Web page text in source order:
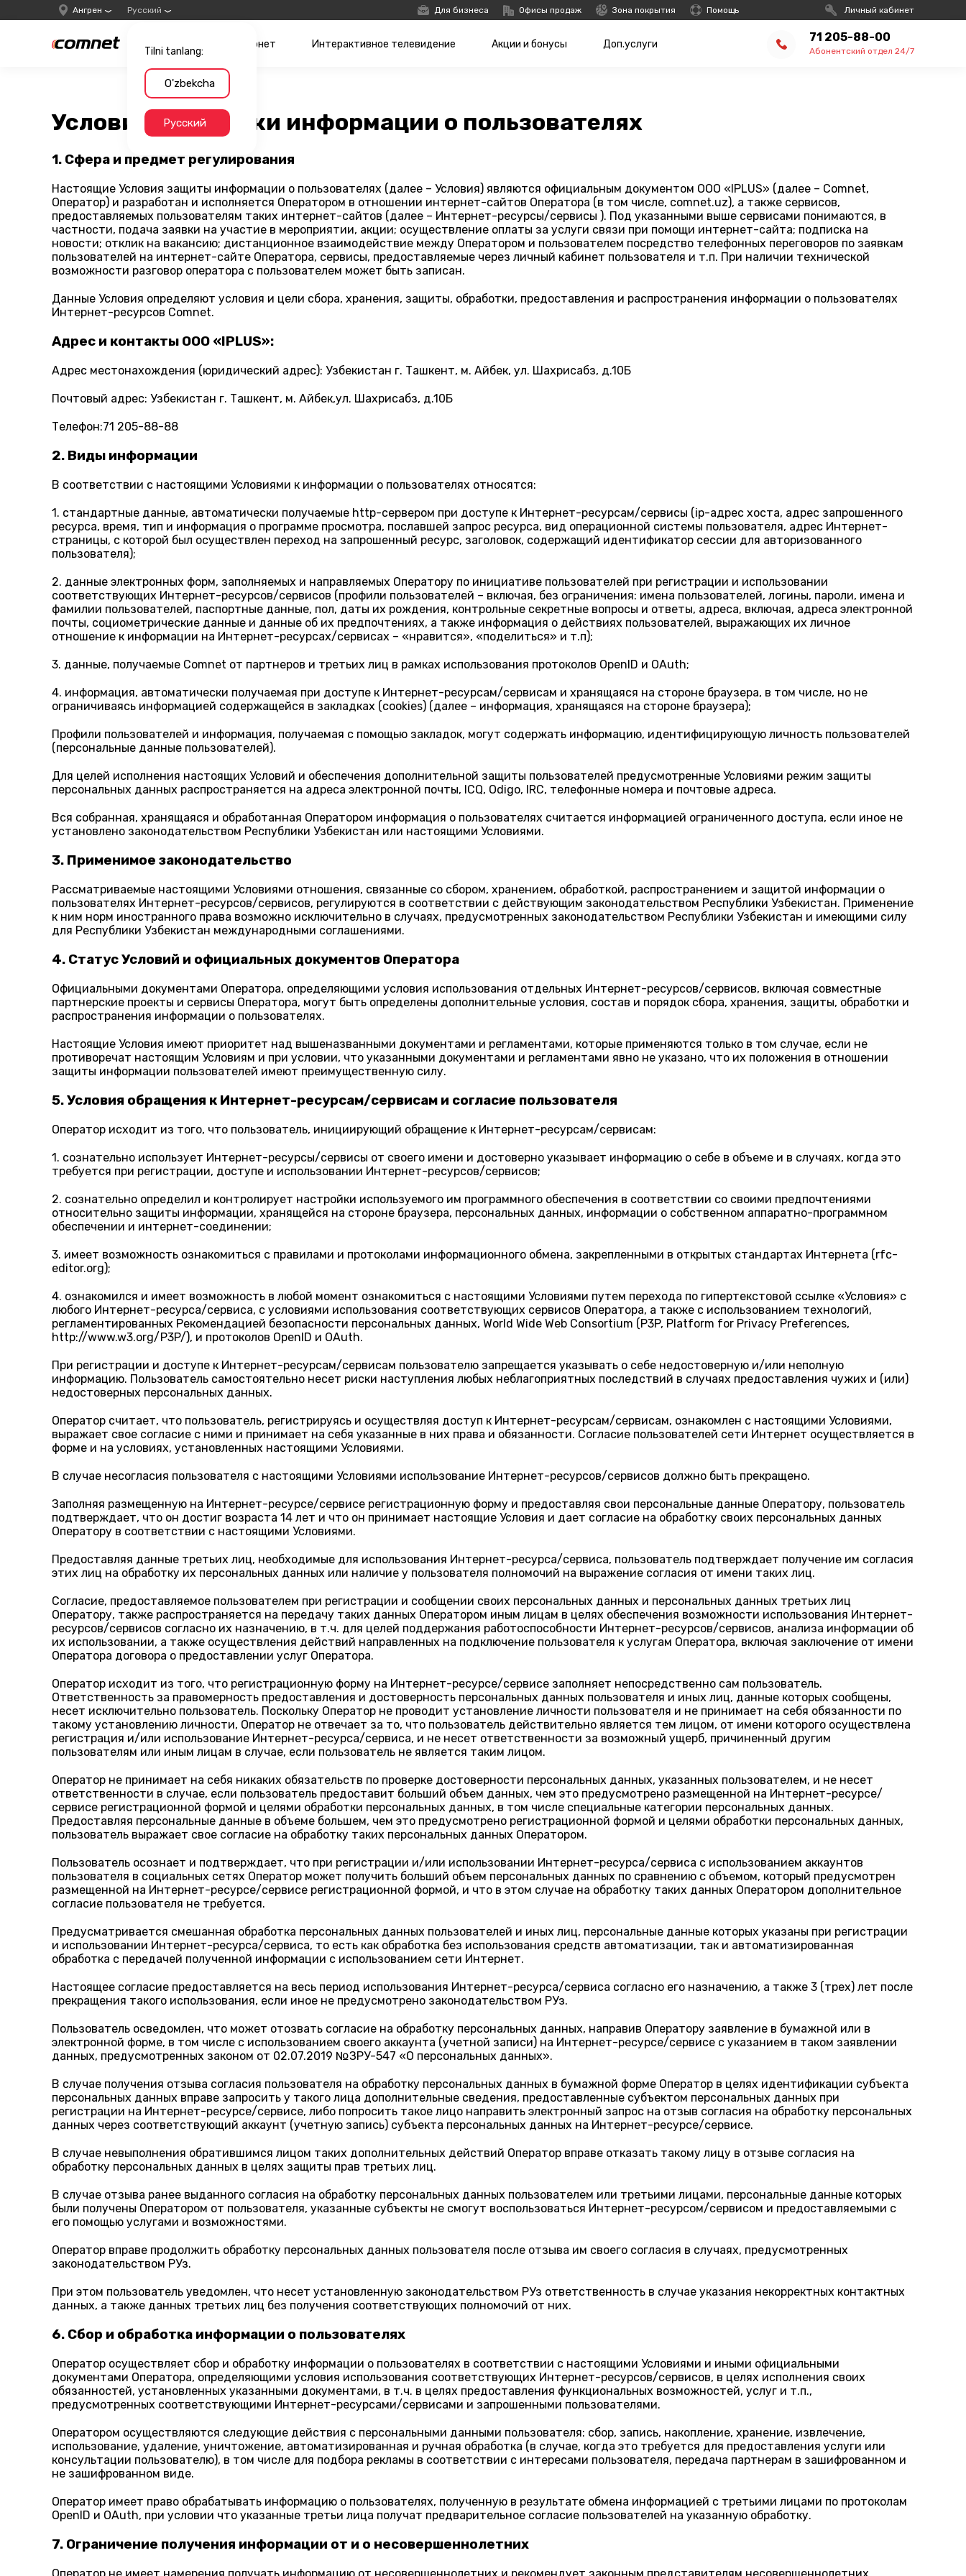
Ангрен Русский
Tilni tanlang:
O'zbekcha
Русский
Для бизнеса Офисы продаж Зона покрытия Помощь Личный кабинет
Интернет Интерактивное телевидение Акции и бонусы Доп.услуги 71 205-88-00
Абонентский отдел 24/7
Условия обработки информации о пользователях
1. Сфера и предмет регулирования
Настоящие Условия защиты информации о пользователях (далее – Условия) являются официальным документом OOO «IPLUS» (далее – Comnet,
Оператор) и разработан и исполняется Оператором в отношении интернет-сайтов Оператора (в том числе, comnet.uz), а также сервисов,
предоставляемых пользователям таких интернет-сайтов (далее – Интернет-ресурсы/сервисы ). Под указанными выше сервисами понимаются, в
частности, подача заявки на участие в мероприятии, акции; осуществление оплаты за услуги связи при помощи интернет-сайта; подписка на
новости; отклик на вакансию; дистанционное взаимодействие между Оператором и пользователем посредство телефонных переговоров по заявкам
пользователей на интернет-сайте Оператора, сервисы, предоставляемые через личный кабинет пользователя и т.п. При наличии технической
возможности разговор оператора с пользователем может быть записан.
Данные Условия определяют условия и цели сбора, хранения, защиты, обработки, предоставления и распространения информации о пользователях
Интернет-ресурсов Comnet.
Адрес и контакты OOO «IPLUS»:
Адрес местонахождения (юридический адрес): Узбекистан г. Ташкент, м. Айбек, ул. Шахрисабз, д.10Б
Почтовый адрес: Узбекистан г. Ташкент, м. Айбек,ул. Шахрисабз, д.10Б
Телефон:71 205-88-88
2. Виды информации
В соответствии с настоящими Условиями к информации о пользователях относятся:
1. стандартные данные, автоматически получаемые http-сервером при доступе к Интернет-ресурсам/сервисы (ip-адрес хоста, адрес запрошенного
ресурса, время, тип и информация о программе просмотра, пославшей запрос ресурса, вид операционной системы пользователя, адрес Интернет-
страницы, с которой был осуществлен переход на запрошенный ресурс, заголовок, содержащий идентификатор сессии для авторизованного
пользователя);
2. данные электронных форм, заполняемых и направляемых Оператору по инициативе пользователей при регистрации и использовании
соответствующих Интернет-ресурсов/сервисов (профили пользователей – включая, без ограничения: имена пользователей, логины, пароли, имена и
фамилии пользователей, паспортные данные, пол, даты их рождения, контрольные секретные вопросы и ответы, адреса, включая, адреса электронной
почты, социометрические данные и данные об их предпочтениях, а также информация о действиях пользователей, выражающих их личное
отношение к информации на Интернет-ресурсах/сервисах – «нравится», «поделиться» и т.п);
3. данные, получаемые Comnet от партнеров и третьих лиц в рамках использования протоколов OpenID и OAuth;
4. информация, автоматически получаемая при доступе к Интернет-ресурсам/сервисам и хранящаяся на стороне браузера, в том числе, но не
ограничиваясь информацией содержащейся в закладках (cookies) (далее – информация, хранящаяся на стороне браузера);
Профили пользователей и информация, получаемая с помощью закладок, могут содержать информацию, идентифицирующую личность пользователей
(персональные данные пользователей).
Для целей исполнения настоящих Условий и обеспечения дополнительной защиты пользователей предусмотренные Условиями режим защиты
персональных данных распространяется на адреса электронной почты, ICQ, Odigo, IRC, телефонные номера и почтовые адреса.
Вся собранная, хранящаяся и обработанная Оператором информация о пользователях считается информацией ограниченного доступа, если иное не
установлено законодательством Республики Узбекистан или настоящими Условиями.
3. Применимое законодательство
Рассматриваемые настоящими Условиями отношения, связанные со сбором, хранением, обработкой, распространением и защитой информации о
пользователях Интернет-ресурсов/сервисов, регулируются в соответствии с действующим законодательством Республики Узбекистан. Применение
к ним норм иностранного права возможно исключительно в случаях, предусмотренных законодательством Республики Узбекистан и имеющими силу
для Республики Узбекистан международными соглашениями.
4. Статус Условий и официальных документов Оператора
Официальными документами Оператора, определяющими условия использования отдельных Интернет-ресурсов/сервисов, включая совместные
партнерские проекты и сервисы Оператора, могут быть определены дополнительные условия, состав и порядок сбора, хранения, защиты, обработки и
распространения информации о пользователях.
Настоящие Условия имеют приоритет над вышеназванными документами и регламентами, которые применяются только в том случае, если не
противоречат настоящим Условиям и при условии, что указанными документами и регламентами явно не указано, что их положения в отношении
защиты информации пользователей имеют преимущественную силу.
5. Условия обращения к Интернет-ресурсам/сервисам и согласие пользователя
Оператор исходит из того, что пользователь, инициирующий обращение к Интернет-ресурсам/сервисам:
1. сознательно использует Интернет-ресурсы/сервисы от своего имени и достоверно указывает информацию о себе в объеме и в случаях, когда это
требуется при регистрации, доступе и использовании Интернет-ресурсов/сервисов;
2. сознательно определил и контролирует настройки используемого им программного обеспечения в соответствии со своими предпочтениями
относительно защиты информации, хранящейся на стороне браузера, персональных данных, информации о собственном аппаратно-программном
обеспечении и интернет-соединении;
3. имеет возможность ознакомиться с правилами и протоколами информационного обмена, закрепленными в открытых стандартах Интернета (rfc-
editor.org);
4. ознакомился и имеет возможность в любой момент ознакомиться с настоящими Условиями путем перехода по гипертекстовой ссылке «Условия» с
любого Интернет-ресурса/сервиса, с условиями использования соответствующих сервисов Оператора, а также с использованием технологий,
регламентированных Рекомендацией безопасности персональных данных, World Wide Web Consortium (P3P, Platform for Privacy Preferences,
http://www.w3.org/P3P/), и протоколов OpenID и OAuth.
При регистрации и доступе к Интернет-ресурсам/сервисам пользователю запрещается указывать о себе недостоверную и/или неполную
информацию. Пользователь самостоятельно несет риски наступления любых неблагоприятных последствий в случаях предоставления чужих и (или)
недостоверных персональных данных.
Оператор считает, что пользователь, регистрируясь и осуществляя доступ к Интернет-ресурсам/сервисам, ознакомлен с настоящими Условиями,
выражает свое согласие с ними и принимает на себя указанные в них права и обязанности. Согласие пользователей сети Интернет осуществляется в
форме и на условиях, установленных настоящими Условиями.
В случае несогласия пользователя с настоящими Условиями использование Интернет-ресурсов/сервисов должно быть прекращено.
Заполняя размещенную на Интернет-ресурсе/сервисе регистрационную форму и предоставляя свои персональные данные Оператору, пользователь
подтверждает, что он достиг возраста 14 лет и что он принимает настоящие Условия и дает согласие на обработку своих персональных данных
Оператору в соответствии с настоящими Условиями.
Предоставляя данные третьих лиц, необходимые для использования Интернет-ресурса/сервиса, пользователь подтверждает получение им согласия
этих лиц на обработку их персональных данных или наличие у пользователя полномочий на выражение согласия от имени таких лиц.
Согласие, предоставляемое пользователем при регистрации и сообщении своих персональных данных и персональных данных третьих лиц
Оператору, также распространяется на передачу таких данных Оператором иным лицам в целях обеспечения возможности использования Интернет-
ресурсов/сервисов согласно их назначению, в т.ч. для целей поддержания работоспособности Интернет-ресурсов/сервисов, анализа информации об
их использовании, а также осуществления действий направленных на подключение пользователя к услугам Оператора, включая заключение от имени
Оператора договора о предоставлении услуг Оператора.
Оператор исходит из того, что регистрационную форму на Интернет-ресурсе/сервисе заполняет непосредственно сам пользователь.
Ответственность за правомерность предоставления и достоверность персональных данных пользователя и иных лиц, данные которых сообщены,
несет исключительно пользователь. Поскольку Оператор не проводит установление личности пользователя и не принимает на себя обязанности по
такому установлению личности, Оператор не отвечает за то, что пользователь действительно является тем лицом, от имени которого осуществлена
регистрация и/или использование Интернет-ресурса/сервиса, и не несет ответственности за возможный ущерб, причиненный другим
пользователям или иным лицам в случае, если пользователь не является таким лицом.
Оператор не принимает на себя никаких обязательств по проверке достоверности персональных данных, указанных пользователем, и не несет
ответственности в случае, если пользователь предоставит больший объем данных, чем это предусмотрено размещенной на Интернет-ресурсе/
сервисе регистрационной формой и целями обработки персональных данных, в том числе специальные категории персональных данных.
Предоставляя персональные данные в объеме большем, чем это предусмотрено регистрационной формой и целями обработки персональных данных,
пользователь выражает свое согласие на обработку таких персональных данных Оператором.
Пользователь осознает и подтверждает, что при регистрации и/или использовании Интернет-ресурса/сервиса с использованием аккаунтов
пользователя в социальных сетях Оператор может получить больший объем персональных данных по сравнению с объемом, который предусмотрен
размещенной на Интернет-ресурсе/сервисе регистрационной формой, и что в этом случае на обработку таких данных Оператором дополнительное
согласие пользователя не требуется.
Предусматривается смешанная обработка персональных данных пользователей и иных лиц, персональные данные которых указаны при регистрации
и использовании Интернет-ресурса/сервиса, то есть как обработка без использования средств автоматизации, так и автоматизированная
обработка с передачей полученной информации с использованием сети Интернет.
Настоящее согласие предоставляется на весь период использования Интернет-ресурса/сервиса согласно его назначению, а также 3 (трех) лет после
прекращения такого использования, если иное не предусмотрено законодательством РУз.
Пользователь осведомлен, что может отозвать согласие на обработку персональных данных, направив Оператору заявление в бумажной или в
электронной форме, в том числе с использованием своего аккаунта (учетной записи) на Интернет-ресурсе/сервисе с указанием в таком заявлении
данных, предусмотренных законом от 02.07.2019 №ЗРУ-547 «О персональных данных».
В случае получения отзыва согласия пользователя на обработку персональных данных в бумажной форме Оператор в целях идентификации субъекта
персональных данных вправе запросить у такого лица дополнительные сведения, предоставленные субъектом персональных данных при
регистрации на Интернет-ресурсе/сервисе, либо попросить такое лицо направить электронный запрос на отзыв согласия на обработку персональных
данных через соответствующий аккаунт (учетную запись) субъекта персональных данных на Интернет-ресурсе/сервисе.
В случае невыполнения обратившимся лицом таких дополнительных действий Оператор вправе отказать такому лицу в отзыве согласия на
обработку персональных данных в целях защиты прав третьих лиц.
В случае отзыва ранее выданного согласия на обработку персональных данных пользователем или третьими лицами, персональные данные которых
были получены Оператором от пользователя, указанные субъекты не смогут воспользоваться Интернет-ресурсом/сервисом и предоставляемыми с
его помощью услугами и возможностями.
Оператор вправе продолжить обработку персональных данных пользователя после отзыва им своего согласия в случаях, предусмотренных
законодательством РУз.
При этом пользователь уведомлен, что несет установленную законодательством РУз ответственность в случае указания некорректных контактных
данных, а также данных третьих лиц без получения соответствующих полномочий от них.
6. Сбор и обработка информации о пользователях
Оператор осуществляет сбор и обработку информации о пользователях в соответствии с настоящими Условиями и иными официальными
документами Оператора, определяющими условия использования соответствующих Интернет-ресурсов/сервисов, в целях исполнения своих
обязанностей, установленных указанными документами, в т.ч. в целях предоставления функциональных возможностей, услуг и т.п.,
предусмотренных соответствующими Интернет-ресурсами/сервисами и запрошенными пользователями.
Оператором осуществляются следующие действия с персональными данными пользователя: сбор, запись, накопление, хранение, извлечение,
использование, удаление, уничтожение, автоматизированная и ручная обработка (в случае, когда это требуется для предоставления услуги или
консультации пользователю), в том числе для подбора рекламы в соответствии с интересами пользователя, передача партнерам в зашифрованном и
не зашифрованном виде.
Оператор имеет право обрабатывать информацию о пользователях, полученную в результате обмена информацией с третьими лицами по протоколам
OpenID и OAuth, при условии что указанные третьи лица получат предварительное согласие пользователей на указанную обработку.
7. Ограничение получения информации от и о несовершеннолетних